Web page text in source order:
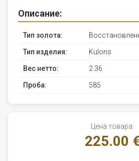
Описание:
Тип золота:
Тип изделия: Kulons
Вес нетто: 2.36
Проба: 585
Цена товара:
225.00